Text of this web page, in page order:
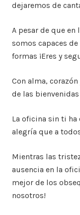
dejaremos de
A pesar de que
somos capaces
formas ¡Eres y
Con alma,
de las bienvenidas
La oficina sin ti ha
alegría que a
Mientras las
ausencia en la
mejor de los
nosotros!